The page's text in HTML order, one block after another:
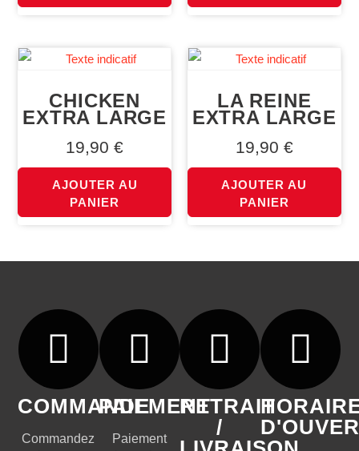
CHICKEN
EXTRA LARGE
19,90€
AJOUTER AU
PANIER
LA REINE
EXTRA LARGE
19,90 €
AJOUTER AU
PANIER
COMMANDE
Commandez
PAIEMENT
Paiement
RETRAIT
/